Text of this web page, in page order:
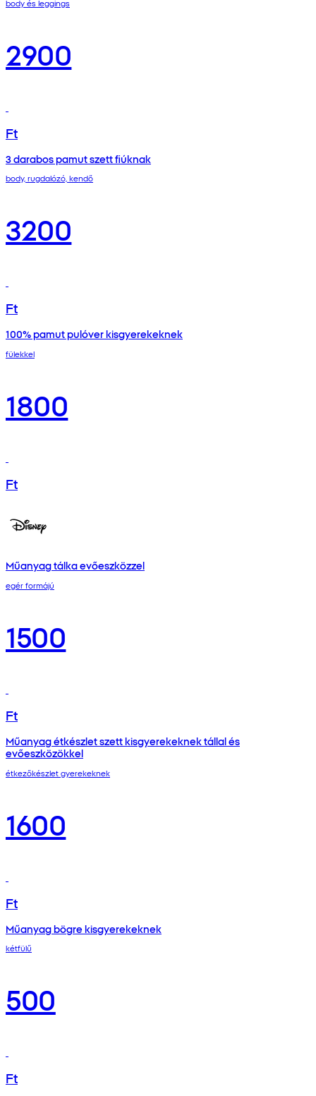
body és leggings
2900
Ft
3 darabos pamut szett fiúknak
body, rugdalózó, kendő
3200
Ft
100% pamut pulóver kisgyerekeknek
fülekkel
1800
Ft
Műanyag tálka evőeszközzel
egér formájú
1500
Ft
Műanyag étkészlet szett kisgyerekeknek tállal és
evőeszközökkel
étkezőkészlet gyerekeknek
1600
Ft
Műanyag bögre kisgyerekeknek
kétfülű
500
Ft